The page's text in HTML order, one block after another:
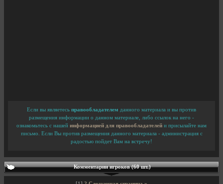
Если вы являетесь правообладателем данного материала и вы против
размещения информации о данном материале, либо ссылок на него -
ознакомьтесь с нашей информацией для правообладателей и присылайте нам
письмо. Если Вы против размещения данного материала - администрация с
радостью пойдет Вам на встречу!
Комментарии игроков (60 шт.)